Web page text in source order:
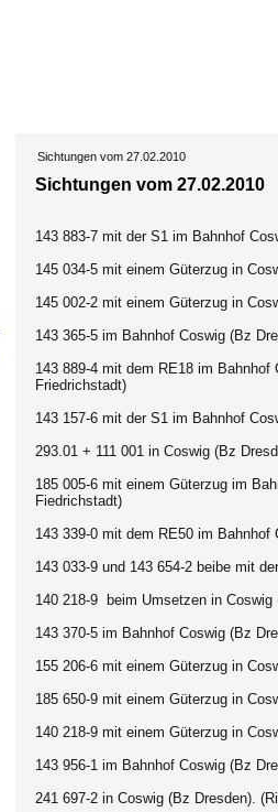
Sichtungen vom 27.02.2010
Sichtungen vom 27.02.2010
143 883-7 mit der S1 im Bahnhof
145 034-5 mit einem Güterzug in
145 002-2 mit einem Güterzug in
143 365-5 im Bahnhof Coswig (Bz
143 889-4 mit dem RE18 im
Friedrichstadt)
143 157-6 mit der S1 im Bahnhof
293.01 + 111 001 in Coswig (Bz
185 005-6 mit einem Güterzug im
Fiedrichstadt)
143 339-0 mit dem RE50 im Bahnhof
143 033-9 und 143 654-2 beibe mit
140 218-9 beim Umsetzen in Coswig
143 370-5 im Bahnhof Coswig (Bz
155 206-6 mit einem Güterzug in
185 650-9 mit einem Güterzug in
140 218-9 mit einem Güterzug in
143 956-1 im Bahnhof Coswig (Bz
241 697-2 in Coswig (Bz Dresden).